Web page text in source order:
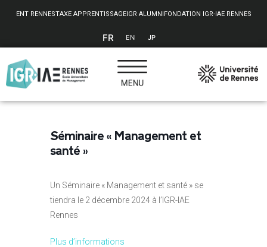
ENT RENNESTAXE APPRENTISSAGEIGR ALUMNIFONDATION IGR-IAE RENNES
FR EN JP
Séminaire « Management et
santé »
Un Séminaire « Management et santé » se
tiendra le 2 décembre 2024 à l’IGR-IAE
Rennes
Plus d’informations